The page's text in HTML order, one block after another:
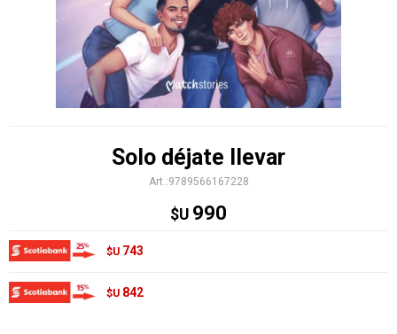
Solo déjate llevar
9789566167228
$U 990
$U 743
$U 842